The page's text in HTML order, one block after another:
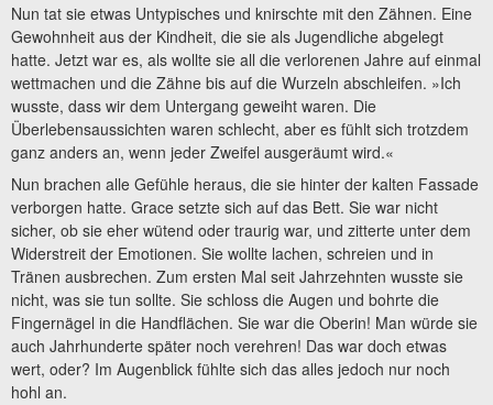
Nun tat sie etwas Untypisches und knirschte mit den Zähnen. Eine
Gewohnheit aus der Kindheit, die sie als Jugendliche abgelegt
hatte. Jetzt war es, als wollte sie all die verlorenen Jahre auf einmal
wettmachen und die Zähne bis auf die Wurzeln abschleifen. »Ich
wusste, dass wir dem Untergang geweiht waren. Die
Überlebensaussichten waren schlecht, aber es fühlt sich trotzdem
ganz anders an, wenn jeder Zweifel ausgeräumt wird.«
Nun brachen alle Gefühle heraus, die sie hinter der kalten Fassade
verborgen hatte. Grace setzte sich auf das Bett. Sie war nicht
sicher, ob sie eher wütend oder traurig war, und zitterte unter dem
Widerstreit der Emotionen. Sie wollte lachen, schreien und in
Tränen ausbrechen. Zum ersten Mal seit Jahrzehnten wusste sie
nicht, was sie tun sollte. Sie schloss die Augen und bohrte die
Fingernägel in die Handflächen. Sie war die Oberin! Man würde sie
auch Jahrhunderte später noch verehren! Das war doch etwas
wert, oder? Im Augenblick fühlte sich das alles jedoch nur noch
hohl an.